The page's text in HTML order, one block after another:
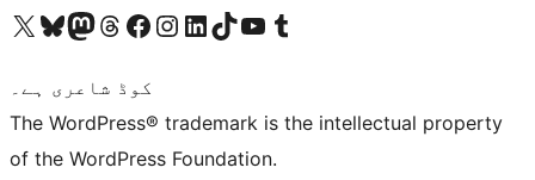
Visit our X (formerly Twitter) account
ہمارے بلیواسکائی اکاؤنٹ پر جائیں
Visit our Mastodon account
ہمارے ٹھریڈز اکاؤنٹ پر جائیں
Visit our Facebook page
Visit our Instagram account
Visit our LinkedIn account
ہمارے ٹک ٹاک اکاؤنٹ پر جائیں
Visit our YouTube channel
ہمارے ٹمبلر اکاؤنٹ پر جائیں
کوڈ شاعری ہے۔
The WordPress® trademark is the intellectual property
of the WordPress Foundation.